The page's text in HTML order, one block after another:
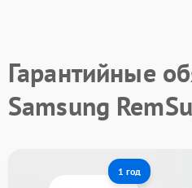
Гарантийные
Samsung
1 год